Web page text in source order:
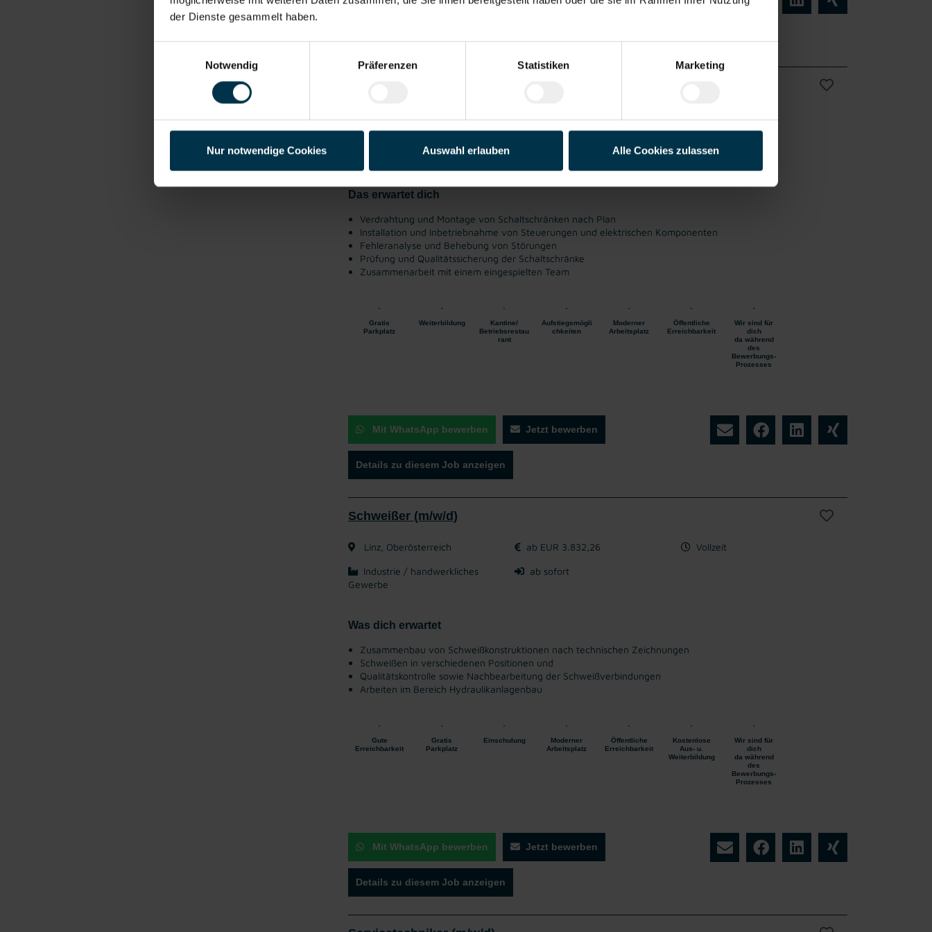
der Dienste gesammelt haben.
Notwendig
Präferenzen Statistiken Marketing
Nur notwendige Cookies Auswahl erlauben Alle Cookies zulassen
Das erwartet dich
Verdrahtung und Montage von Schaltschränken nach Plan
Installation und Inbetriebnahme von Steuerungen und elektrischen Komponenten
Fehleranalyse und Behebung von Störungen
Prüfung und Qualitätssicherung der Schaltschränke
Zusammenarbeit mit einem eingespielten Team
Gratis
Parkplatz
Weiterbildung
Kantine/
Betriebsrestau
rant
Aufstiegsmögli
chkeiten
Moderner
Arbeitsplatz
Öffentliche
Erreichbarkeit
Wir sind für
dich
da während
des
Bewerbungs-
Prozesses
Mit WhatsApp bewerben Jetzt bewerben
Details zu diesem Job anzeigen
Schweißer (m/w/d)
Linz, Oberösterreich ab EUR 3.832,26 Vollzeit
Industrie / handwerkliches
Gewerbe
ab sofort
Was dich erwartet
Zusammenbau von Schweißkonstruktionen nach technischen Zeichnungen
Schweißen in verschiedenen Positionen und
Qualitätskontrolle sowie Nachbearbeitung der Schweißverbindungen
Arbeiten im Bereich Hydraulikanlagenbau
Gute
Erreichbarkeit
Gratis
Parkplatz
Einschulung
Moderner
Arbeitsplatz
Öffentliche
Erreichbarkeit
Kostenlose
Aus- u.
Weiterbildung
Wir sind für
dich
da während
des
Bewerbungs-
Prozesses
Mit WhatsApp bewerben Jetzt bewerben
Details zu diesem Job anzeigen